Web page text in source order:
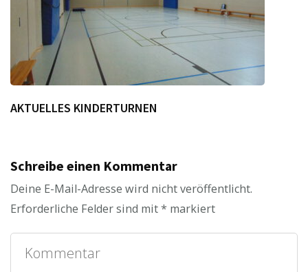
AKTUELLES KINDERTURNEN
Schreibe einen Kommentar
Deine E-Mail-Adresse wird nicht veröffentlicht.
Erforderliche Felder sind mit* markiert